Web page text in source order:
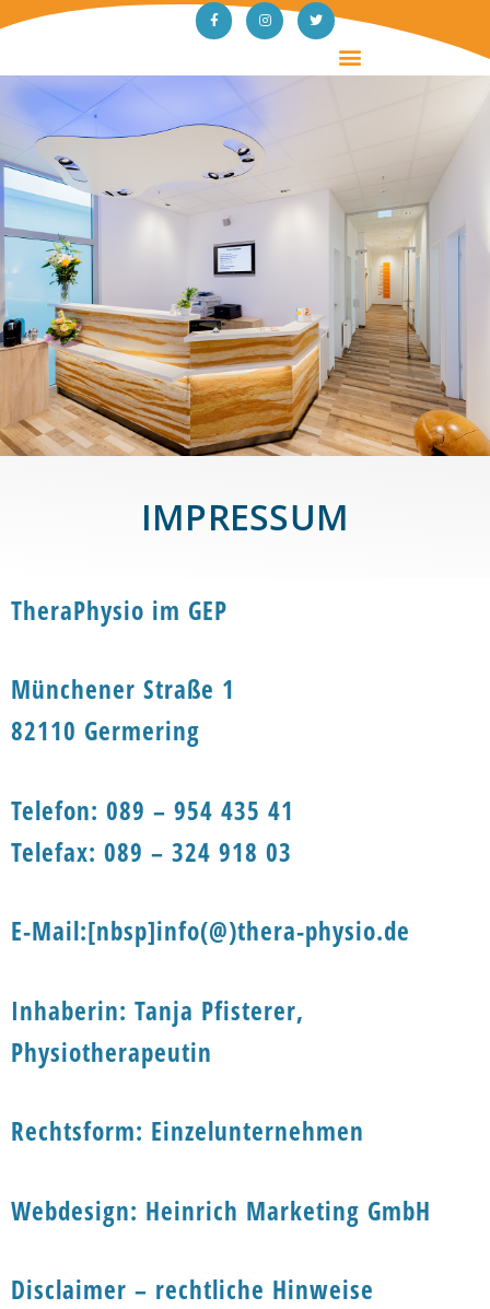
IMPRESSUM
TheraPhysio im GEP
Münchener Straße 1
82110 Germering
Telefon: 089 – 954 435 41
Telefax: 089 – 324 918 03
E-Mail:[nbsp]info(@)thera-physio.de
Inhaberin: Tanja Pfisterer,
Physiotherapeutin
Rechtsform: Einzelunternehmen
Webdesign: Heinrich Marketing GmbH
Disclaimer – rechtliche Hinweise